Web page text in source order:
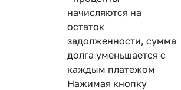
начисляются на
остаток
задолженности, сумма
долга уменьшается с
каждым платежом
Нажимая кнопку